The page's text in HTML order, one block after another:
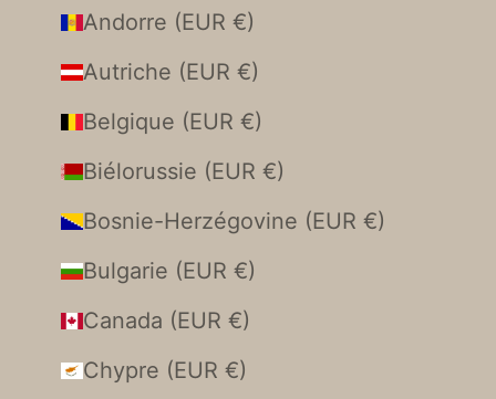
Andorre (EUR €)
Autriche (EUR €)
Belgique (EUR €)
Biélorussie (EUR €)
Bosnie-Herzégovine (EUR €)
Bulgarie (EUR €)
Canada (EUR €)
Chypre (EUR €)